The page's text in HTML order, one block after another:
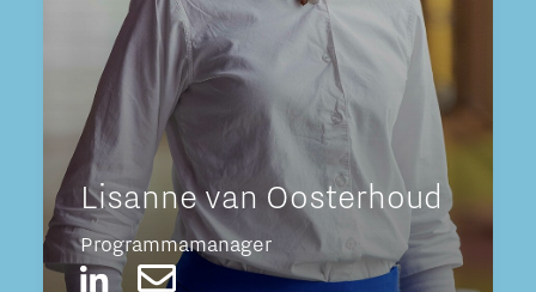
Lisanne van Oosterhoud
Programmamanager